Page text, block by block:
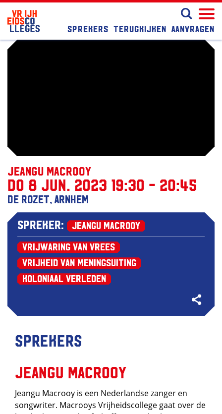
Sprekers Terugkijken Aanvragen
Jeangu Macrooy
do 8 jun. 2023 19:30 - 20:45
De Rozet, Arnhem
Spreker: Jeangu Macrooy
Vrijwaring van Vrees
Vrijheid van Meningsuiting
Koloniaal verleden
Sprekers
Jeangu Macrooy
Jeangu Macrooy is een Nederlandse zanger en
songwriter. Macrooys Vrijheidscollege gaat over de